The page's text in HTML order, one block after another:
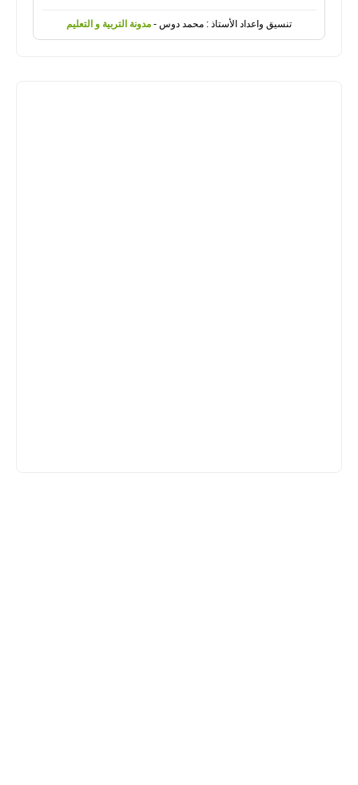
تنسيق واعداد الأستاذ : محمد دوس - مدونة التربية و التعليم